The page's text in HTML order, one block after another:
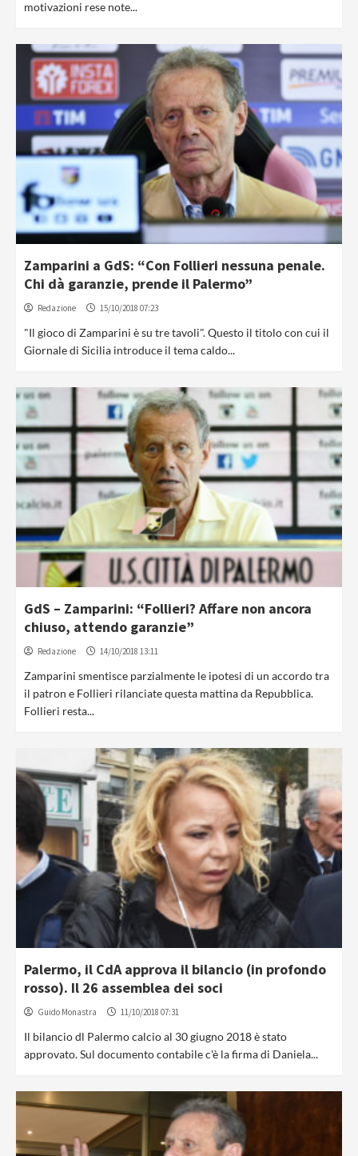
motivazioni rese note...
Zamparini a GdS: “Con Follieri nessuna penale.
Chi dà garanzie, prende il Palermo”
Redazione 15/10/2018 07:23
"Il gioco di Zamparini è su tre tavoli". Questo il titolo con cui il
Giornale di Sicilia introduce il tema caldo...
GdS – Zamparini: “Follieri? Affare non ancora
chiuso, attendo garanzie”
Redazione 14/10/2018 13:11
Zamparini smentisce parzialmente le ipotesi di un accordo tra
il patron e Follieri rilanciate questa mattina da Repubblica.
Follieri resta...
Palermo, il CdA approva il bilancio (in profondo
rosso). Il 26 assemblea dei soci
Guido Monastra 11/10/2018 07:31
Il bilancio dl Palermo calcio al 30 giugno 2018 è stato
approvato. Sul documento contabile c'è la firma di Daniela...